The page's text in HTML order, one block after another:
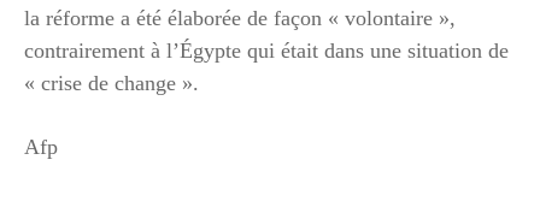
la réforme a été élaborée de façon « volontaire »,
contrairement à l’Égypte qui était dans une situation de
« crise de change ».
Afp